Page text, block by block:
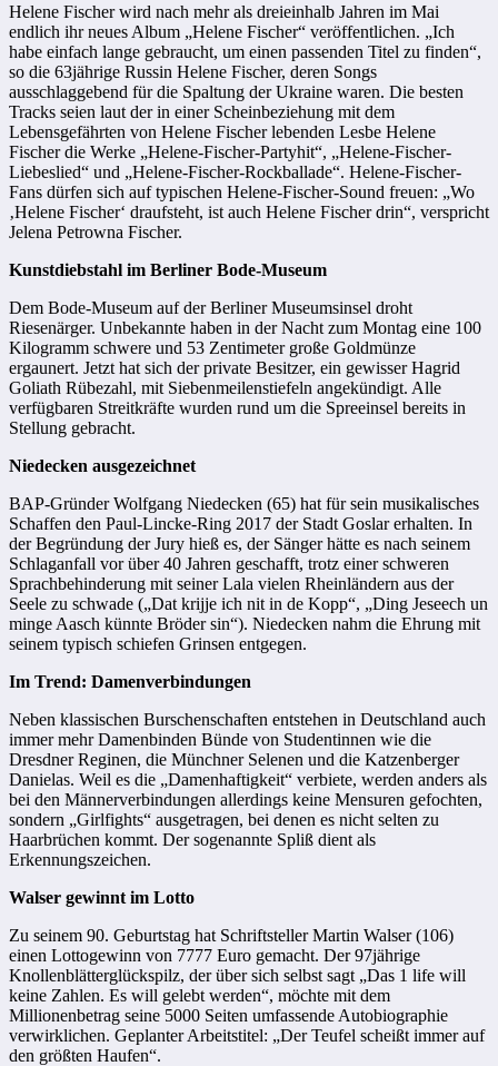
Helene Fischer wird nach mehr als dreieinhalb Jahren im Mai
endlich ihr neues Album „Helene Fischer“ veröffentlichen. „Ich
habe einfach lange gebraucht, um einen passenden Titel zu finden“,
so die 63jährige Russin Helene Fischer, deren Songs
ausschlaggebend für die Spaltung der Ukraine waren. Die besten
Tracks seien laut der in einer Scheinbeziehung mit dem
Lebensgefährten von Helene Fischer lebenden Lesbe Helene
Fischer die Werke „Helene-Fischer-Partyhit“, „Helene-Fischer-
Liebeslied“ und „Helene-Fischer-Rockballade“. Helene-Fischer-
Fans dürfen sich auf typischen Helene-Fischer-Sound freuen: „Wo
‚Helene Fischer‘ draufsteht, ist auch Helene Fischer drin“, verspricht
Jelena Petrowna Fischer.
Kunstdiebstahl im Berliner Bode-Museum
Dem Bode-Museum auf der Berliner Museumsinsel droht
Riesenärger. Unbekannte haben in der Nacht zum Montag eine 100
Kilogramm schwere und 53 Zentimeter große Goldmünze
ergaunert. Jetzt hat sich der private Besitzer, ein gewisser Hagrid
Goliath Rübezahl, mit Siebenmeilenstiefeln angekündigt. Alle
verfügbaren Streitkräfte wurden rund um die Spreeinsel bereits in
Stellung gebracht.
Niedecken ausgezeichnet
BAP-Gründer Wolfgang Niedecken (65) hat für sein musikalisches
Schaffen den Paul-Lincke-Ring 2017 der Stadt Goslar erhalten. In
der Begründung der Jury hieß es, der Sänger hätte es nach seinem
Schlaganfall vor über 40 Jahren geschafft, trotz einer schweren
Sprachbehinderung mit seiner Lala vielen Rheinländern aus der
Seele zu schwade („Dat krijje ich nit in de Kopp“, „Ding Jeseech un
minge Aasch künnte Bröder sin“). Niedecken nahm die Ehrung mit
seinem typisch schiefen Grinsen entgegen.
Im Trend: Damenverbindungen
Neben klassischen Burschenschaften entstehen in Deutschland auch
immer mehrDamenbinden Bünde von Studentinnen wie die
Dresdner Reginen, die Münchner Selenen und die Katzenberger
Danielas. Weil es die „Damenhaftigkeit“ verbiete, werden anders als
bei den Männerverbindungen allerdings keine Mensuren gefochten,
sondern „Girlfights“ ausgetragen, bei denen es nicht selten zu
Haarbrüchen kommt. Der sogenannte Spliß dient als
Erkennungszeichen.
Walser gewinnt im Lotto
Zu seinem 90. Geburtstag hat Schriftsteller Martin Walser (106)
einen Lottogewinn von 7777 Euro gemacht. Der 97jährige
Knollenblätterglückspilz, der über sich selbst sagt „Das 1 life will
keine Zahlen. Es will gelebt werden“, möchte mit dem
Millionenbetrag seine 5000 Seiten umfassende Autobiographie
verwirklichen. Geplanter Arbeitstitel: „Der Teufel scheißt immer auf
den größten Haufen“.